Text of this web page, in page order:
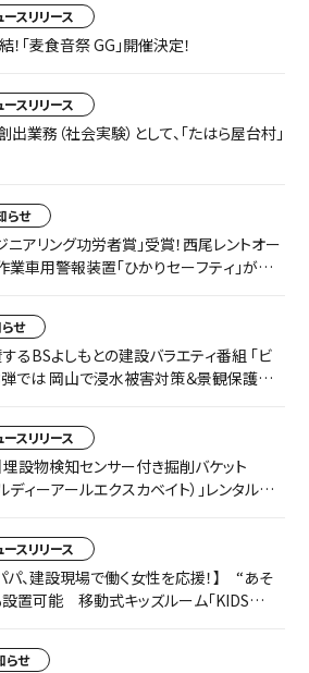
ースリリース
「麦食音祭 GG」開催決定！
ースリリース
業務（社会実験）として、「たはら屋台村」
らせ
アリング功労者賞」受賞！西尾レントオー
車用警報装置「ひかりセーフティ」が中
せ
るBSよしもとの建設バラエティ番組 「ビ
弾では 岡山で浸水被害対策＆景観保護共
ースリリース
埋設物検知センサー付き掘削バケット
ディーアールエクスカベイト）」レンタルを
ースリリース
パ、建設現場で働く女性を応援！】 “あそ
置可能 移動式キッズルーム「KIDS
らせ